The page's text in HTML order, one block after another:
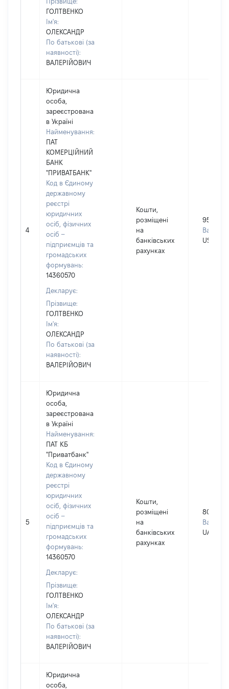
ГОЛТВЕНКО
Ім'я:
ОЛЕКСАНДР
По батькові (за
наявності):
ВАЛЕРІЙОВИЧ
4
Юридична
особа,
зареєстрована
в Україні
Найменування:
ПАТ
КОМЕРЦІЙНИЙ
БАНК
"ПРИВАТБАНК"
Код в Єдиному
державному
реєстрі
юридичних
осіб, фізичних
осіб –
підприємців та
громадських
формувань:
14360570
Декларує:
Прізвище:
ГОЛТВЕНКО
Ім'я:
ОЛЕКСАНДР
По батькові (за
наявності):
ВАЛЕРІЙОВИЧ
Кошти,
розміщені
на
банківських
рахунках
9524
Валюта:
USD
5
Юридична
особа,
зареєстрована
в Україні
Найменування:
ПАТ КБ
"Приватбанк"
Код в Єдиному
державному
реєстрі
юридичних
осіб, фізичних
осіб –
підприємців та
громадських
формувань:
14360570
Декларує:
Прізвище:
ГОЛТВЕНКО
Ім'я:
ОЛЕКСАНДР
По батькові (за
наявності):
ВАЛЕРІЙОВИЧ
Кошти,
розміщені
на
банківських
рахунках
80018
Валюта:
UAH
Юридична
особа,